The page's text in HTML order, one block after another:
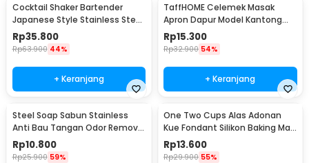
Cocktail Shaker Bartender
Japanese Style Stainless Steel
200ml
Rp35.800
Rp63.900 44%
+ Keranjang
TaffHOME Celemek Masak
Apron Dapur Model Kantong
Pola Spatula - JJ41
Rp15.300
Rp32.900 54%
+ Keranjang
Steel Soap Sabun Stainless
Anti Bau Tangan Odor Remove
- HW071
Rp10.800
Rp25.900 59%
One Two Cups Alas Adonan
Kue Fondant Silikon Baking Mat
Anti Slip - JJ3873
Rp13.600
Rp29.900 55%